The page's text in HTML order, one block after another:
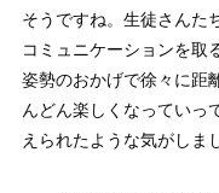
そうですね。生徒さんた
コミュニケーションを取
姿勢のおかげで徐々に距
んどん楽しくなっていっ
えられたような気がしま